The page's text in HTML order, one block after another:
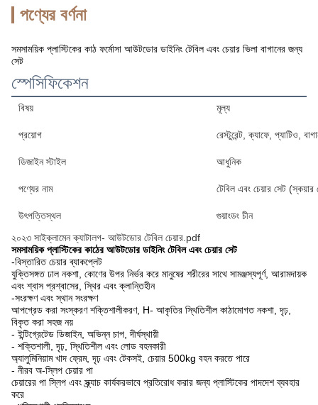
পণ্যের বর্ণনা
সমসাময়িক প্লাস্টিকের কাঠ ফর্মোসা আউটডোর ডাইনিং টেবিল এবং চেয়ার ভিলা বাগানের জন্য
সেট
স্পেসিফিকেশন
বিষয় মূল্য
প্রয়োগ রেস্টুরেন্ট, ক্যাফে, প্যাটিও,
ডিজাইন স্টাইল আধুনিক
পণ্যের নাম টেবিল এবং চেয়ার সেট (স্কয়ার
উৎপত্তিস্থল
গুয়াংডং চীন
২০২৩ সাইক্লামেন ক্যাটালগ- আউটডোর টেবিল চেয়ার.pdf
সমসাময়িক প্লাস্টিকের কাঠের আউটডোর ডাইনিং টেবিল এবং চেয়ার সেট
-বিস্তারিত চেয়ার ব্যাকপ্লেট
যুক্তিসঙ্গত ঢাল নকশা, কোণের উপর নির্ভর করে মানুষের শরীরের সাথে সামঞ্জস্যপূর্ণ, আরামদায়ক
এবং শ্বাস প্রশ্বাসের, স্থির এবং ক্লান্তিহীন
-সংরক্ষণ এবং স্থান সংরক্ষণ
আপগ্রেড করা সংস্করণ শক্তিশালীকরণ, H- আকৃতির স্থিতিশীল কাঠামোগত নকশা, দৃঢ়,
বিকৃত করা সহজ নয়
- ইন্টিগ্রেটেড ডিজাইন, অভিন্ন চাপ, দীর্ঘস্থায়ী
- শক্তিশালী, দৃঢ়, স্থিতিশীল এবং লোড বহনকারী
অ্যালুমিনিয়াম খাদ ফ্রেম, দৃঢ় এবং টেকসই, চেয়ার 500kg বহন করতে পারে
- নীরব অ-স্লিপ চেয়ার পা
চেয়ারের পা স্লিপ এবং স্ক্র্যাচ কার্যকরভাবে প্রতিরোধ করার জন্য প্লাস্টিকের পাদদেশ ব্যবহার
করে